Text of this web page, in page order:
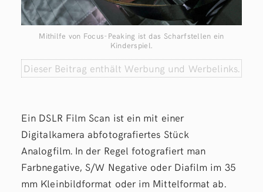
Mithilfe von Focus-Peaking ist das Scharfstellen ein
Kinderspiel.
Dieser Beitrag enthält Werbung und Werbelinks.
Ein DSLR Film Scan ist ein mit einer
Digitalkamera abfotografiertes Stück
Analogfilm. In der Regel fotografiert man
Farbnegative, S/W Negative oder Diafilm im 35
mm Kleinbildformat oder im Mittelformat ab.